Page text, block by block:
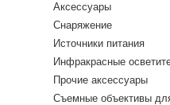
Аксессуары
Снаряжение
Источники питания
Инфракрасные
Прочие аксессуары
Съемные объективы